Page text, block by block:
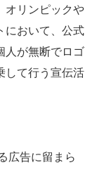
オリンピックや
において、公式
人が無断でロゴ
して行う宣伝活
広告に留まら